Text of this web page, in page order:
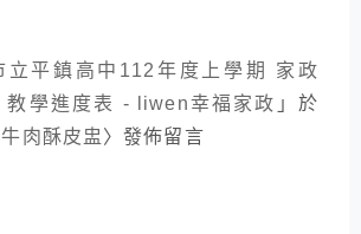
立平鎮高中112年度上學期 家政
學進度表 - liwen幸福家政 」於
肉酥皮盅 〉發佈留言